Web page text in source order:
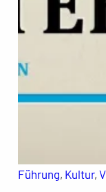
Führung, Kultur,